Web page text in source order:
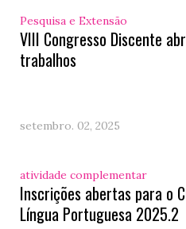
Pesquisa e Extensão
VIII Congresso Discente
trabalhos
setembro. 02, 2025
atividade complementar
Inscrições abertas para o
Língua Portuguesa 2025.2